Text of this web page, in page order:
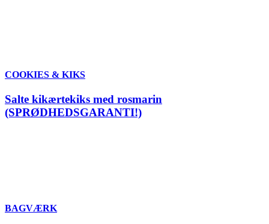
COOKIES & KIKS
Salte kikærtekiks med rosmarin
(SPRØDHEDSGARANTI!)
BAGVÆRK